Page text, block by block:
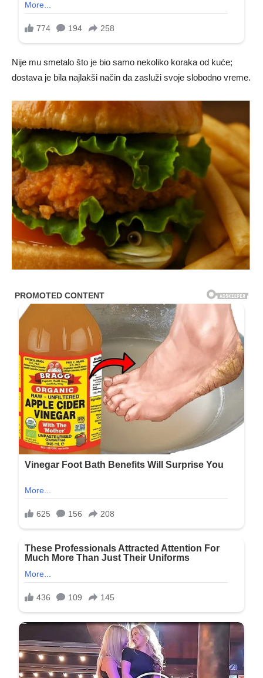
Nije mu smetalo što je bio samo nekoliko koraka od kuće;
dostava je bila najlakši način da zasluži svoje slobodno vreme.